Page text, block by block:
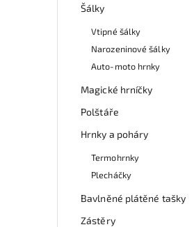
Šálky
Vtipné šálky
Narozeninové šálky
Auto-moto hrnky
Magické hrníčky
Polštáře
Hrnky a poháry
Termohrnky
Plecháčky
Bavlněné plátěné tašky
Zástěry